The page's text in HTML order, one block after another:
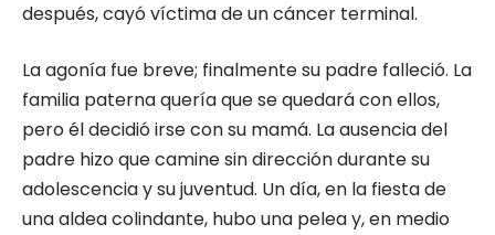
después, cayó víctima de un cáncer terminal.
La agonía fue breve; finalmente su padre falleció. La
familia paterna quería que se quedará con ellos,
pero él decidió irse con su mamá. La ausencia del
padre hizo que camine sin dirección durante su
adolescencia y su juventud. Un día, en la fiesta de
una aldea colindante, hubo una pelea y, en medio